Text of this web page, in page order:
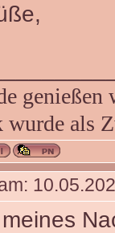
wurde als